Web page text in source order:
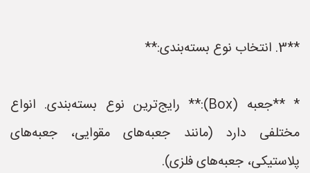
**3. انتخاب نوع بسته‌بندی:**
* **جعبه (Box):** رایج‌ترین نوع بسته‌بندی. انواع
مختلفی دارد (مانند جعبه‌های مقوایی، جعبه‌های
پلاستیکی، جعبه‌های فلزی).